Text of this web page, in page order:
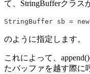
て、StringBufferクラス
StringBuffer sb =
のように指定します。
これによって、
たバッファを越す際に